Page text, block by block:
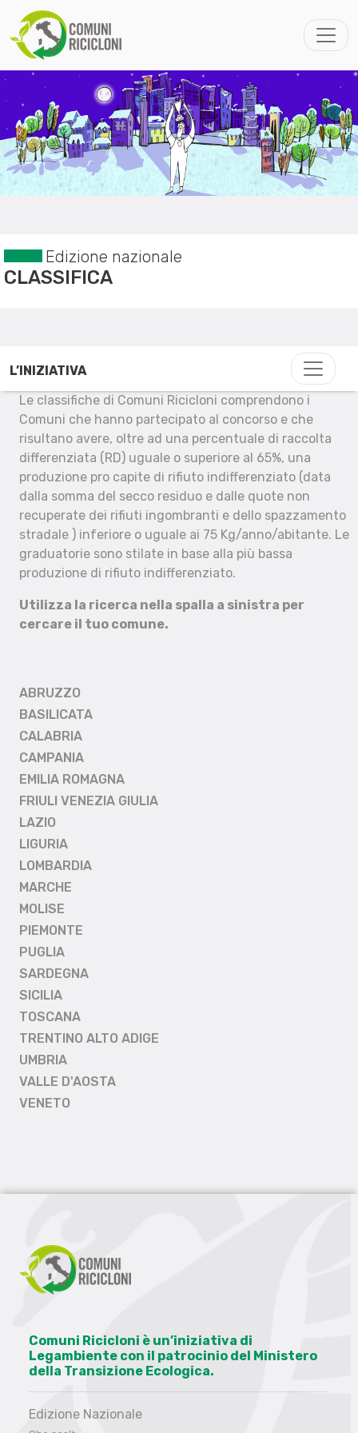
Edizione nazionale
CLASSIFICA
L’INIZIATIVA
Le classifiche di Comuni Ricicloni comprendono i
Comuni che hanno partecipato al concorso e che
risultano avere, oltre ad una percentuale di raccolta
differenziata (RD) uguale o superiore al 65%, una
produzione pro capite di rifiuto indifferenziato (data
dalla somma del secco residuo e dalle quote non
recuperate dei rifiuti ingombranti e dello spazzamento
stradale ) inferiore o uguale ai 75 Kg/anno/abitante. Le
graduatorie sono stilate in base alla più bassa
produzione di rifiuto indifferenziato.
Utilizza la ricerca nella spalla a sinistra per
cercare il tuo comune.
ABRUZZO
BASILICATA
CALABRIA
CAMPANIA
EMILIA ROMAGNA
FRIULI VENEZIA GIULIA
LAZIO
LIGURIA
LOMBARDIA
MARCHE
MOLISE
PIEMONTE
PUGLIA
SARDEGNA
SICILIA
TOSCANA
TRENTINO ALTO ADIGE
UMBRIA
VALLE D'AOSTA
VENETO
Comuni Ricicloni è un’iniziativa di
Legambiente con il patrocinio del Ministero
della Transizione Ecologica.
Edizione Nazionale